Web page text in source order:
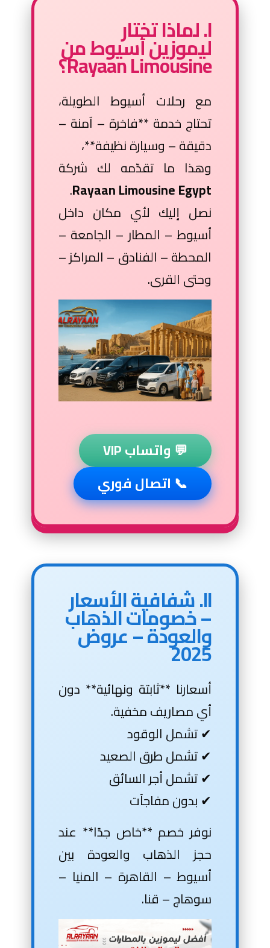
I. لماذا تختار
ليموزين أسيوط من
Rayaan Limousine؟
مع رحلات أسيوط الطويلة،
تحتاج خدمة **فاخرة – آمنة –
دقيقة – وسيارة نظيفة**،
وهذا ما تقدّمه لك شركة
Rayaan Limousine Egypt
.
نصل إليك لأي مكان داخل
أسيوط – المطار – الجامعة –
المحطة – الفنادق – المراكز –
وحتى القرى.
💬 واتساب VIP
📞 اتصال فوري
II. شفافية الأسعار
– خصومات الذهاب
والعودة – عروض
2025
أسعارنا **ثابتة ونهائية** دون
أي مصاريف مخفية.
✔ تشمل الوقود
✔ تشمل طرق الصعيد
✔ تشمل أجر السائق
✔ بدون مفاجآت
نوفر خصم **خاص جدًا** عند
حجز الذهاب والعودة بين
أسيوط – القاهرة – المنيا –
سوهاج – قنا.